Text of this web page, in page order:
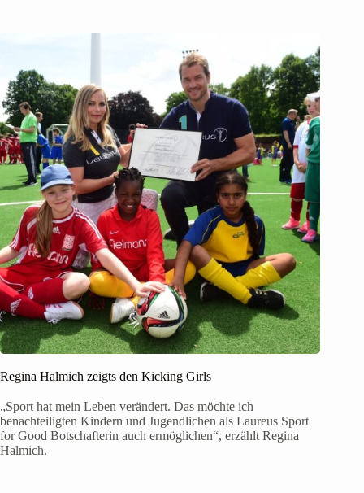
Regina Halmich zeigts den Kicking Girls
„Sport hat mein Leben verändert. Das möchte ich
benachteiligten Kindern und Jugendlichen als Laureus Sport
for Good Botschafterin auch ermöglichen“, erzählt Regina
Halmich.